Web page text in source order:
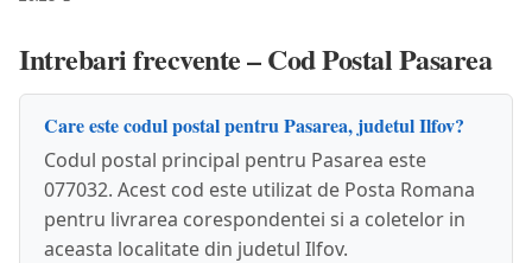
Intrebari frecvente – Cod Postal Pasarea
Care este codul postal pentru Pasarea, judetul Ilfov?
Codul postal principal pentru Pasarea este
077032. Acest cod este utilizat de Posta Romana
pentru livrarea corespondentei si a coletelor in
aceasta localitate din judetul Ilfov.